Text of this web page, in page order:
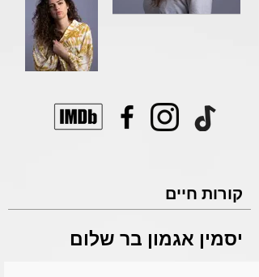
קורות חיים
יסמין אגמון בר שלום